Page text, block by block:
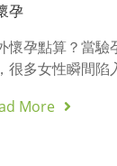
孕
懷孕點算？當驗
很多女性瞬間
More